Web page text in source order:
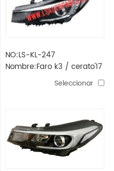
NO:LS-KL-247
Nombre:Faro k3 / cerato'17
Seleccionar